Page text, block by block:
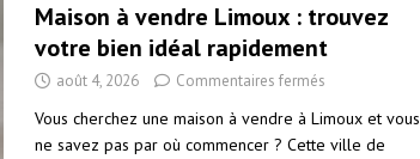
Maison à vendre Limoux : trouvez
votre bien idéal rapidement
août 4, 2026 Commentaires fermés
Vous cherchez une maison à vendre à Limoux et vous
ne savez pas par où commencer ? Cette ville de